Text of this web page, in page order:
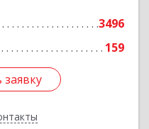
3496
159